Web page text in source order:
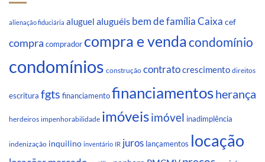
alienação fiduciária aluguel aluguéis bem de família Caixa cef
compra comprador compra e vendacondomínio
condomínios construção contratocrescimento direitos
escritura fgts financiamentofinanciamentosherança
herdeiros impenhorabilidade imóveisimóvel inadimplência
indenização inquilino inventário IR juros lançamentos locação